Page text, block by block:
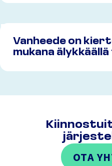
Vanheede on
mukana
OTA